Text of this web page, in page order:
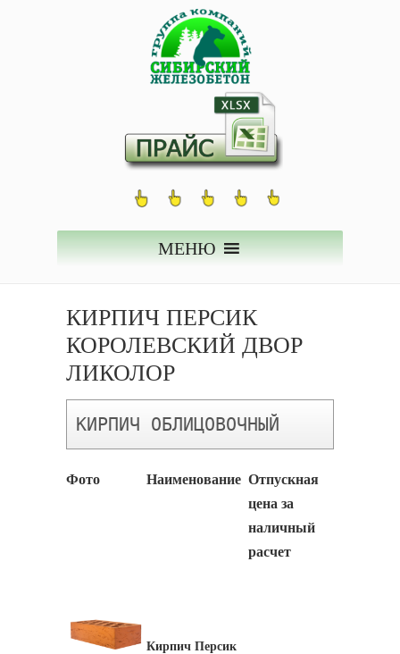
МЕНЮ
КИРПИЧ ПЕРСИК
КОРОЛЕВСКИЙ ДВОР
ЛИКОЛОР
КИРПИЧ ОБЛИЦОВОЧНЫЙ
Фото Наименование Отпускная
цена за
наличный
расчет
Кирпич Персик